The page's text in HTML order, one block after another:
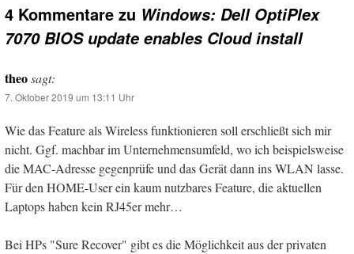
4 Kommentare zu Windows: Dell OptiPlex
7070 BIOS update enables Cloud install
theosagt:
7. Oktober 2019 um 13:11 Uhr
Wie das Feature als Wireless funktionieren soll erschließt sich mir
nicht. Ggf. machbar im Unternehmensumfeld, wo ich beispielsweise
die MAC-Adresse gegenprüfe und das Gerät dann ins WLAN lasse.
Für den HOME-User ein kaum nutzbares Feature, die aktuellen
Laptops haben kein RJ45er mehr…
Bei HPs "Sure Recover" gibt es die Möglichkeit aus der privaten